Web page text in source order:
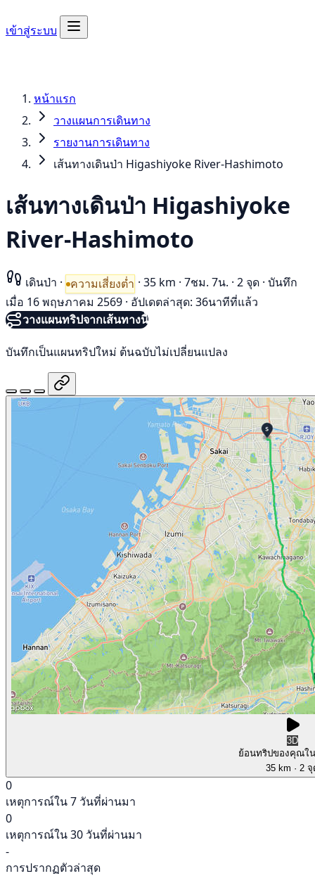
เข้าสู่ระบบ
หน้าแรก
วางแผนการเดินทาง
รายงานการเดินทาง
เส้นทางเดินป่า Higashiyoke River-Hashimoto
เส้นทางเดินป่า Higashiyoke
River-Hashimoto
เดินป่า · ความเสี่ยงต่ำ · 35 km · 7ชม. 7น. · 2 จุด · บันทึก
เมื่อ 16 พฤษภาคม 2569 · อัปเดตล่าสุด: 36นาทีที่แล้ว
วางแผนทริปจากเส้นทางนี้
บันทึกเป็นแผนทริปใหม่ ต้นฉบับไม่เปลี่ยนแปลง
3D
ย้อนทริปของคุณใ
35 km · 2
0
เหตุการณ์ใน 7 วันที่ผ่านมา
0
เหตุการณ์ใน 30 วันที่ผ่านมา
-
การปรากฏตัวล่าสุด